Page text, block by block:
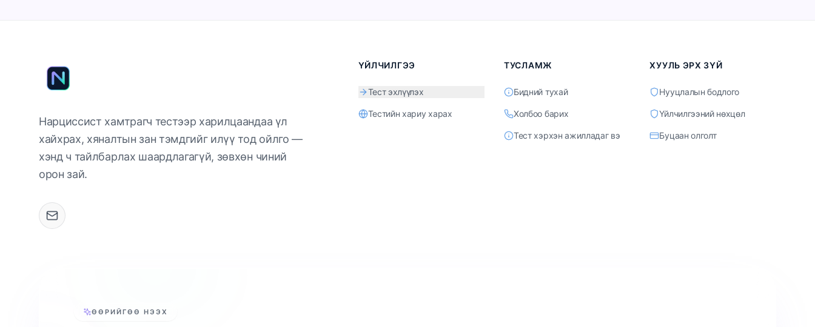
Нарциссист хамтрагч тестээр харилцаандаа үл
хайхрах, хяналтын зан тэмдгийг илүү тод ойлго —
хэнд ч тайлбарлах шаардлагагүй, зөвхөн чиний
орон зай.
ҮЙЛЧИЛГЭЭ
Тест эхлүүлэх
Тестийн хариу харах
ТУСЛАМЖ
Бидний тухай
Холбоо барих
Тест хэрхэн ажилладаг вэ
ХУУЛЬ ЭРХ ЗҮЙ
Нууцлалын бодлого
Үйлчилгээний нөхцөл
Буцаан олголт
ӨӨРИЙГӨӨ НЭЭХ